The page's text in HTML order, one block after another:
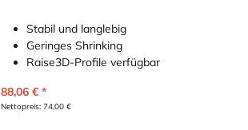
Stabil und langlebig
Geringes Shrinking
Raise3D-Profile verfügbar
88,06 €
Nettopreis:74,00 €